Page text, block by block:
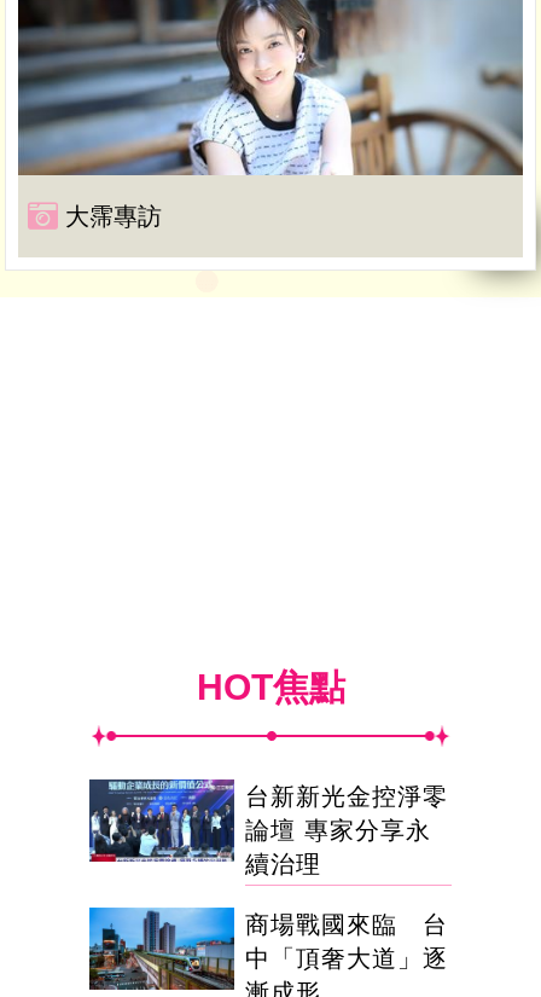
大霈專訪
HOT焦點
台新新光金控淨零
論壇 專家分享永
續治理
商場戰國來臨 台
中「頂奢大道」逐